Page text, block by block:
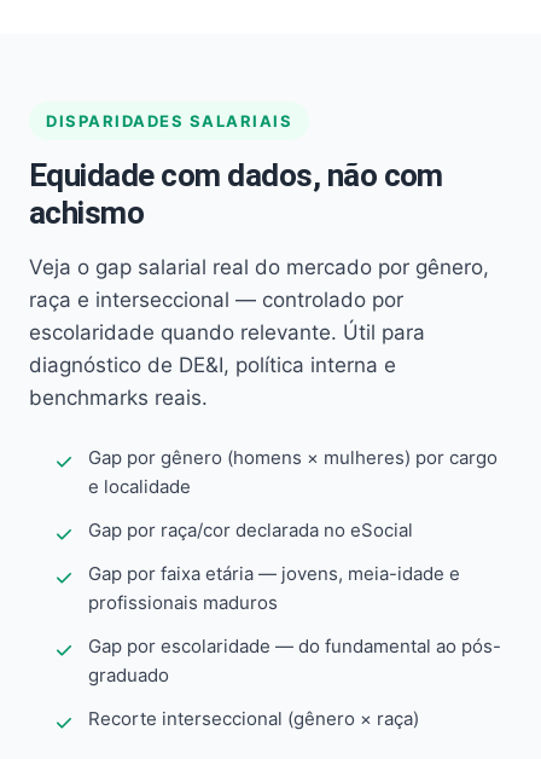
DISPARIDADES SALARIAIS
Equidade com dados, não com
achismo
Veja o gap salarial real do mercado por gênero,
raça e interseccional — controlado por
escolaridade quando relevante. Útil para
diagnóstico de DE&I, política interna e
benchmarks reais.
Gap por gênero (homens × mulheres) por cargo
e localidade
Gap por raça/cor declarada no eSocial
Gap por faixa etária — jovens, meia-idade e
profissionais maduros
Gap por escolaridade — do fundamental ao pós-
graduado
Recorte interseccional (gênero × raça)